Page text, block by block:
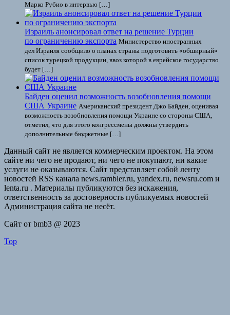
Марко Рубио в интервью […]
Израиль анонсировал ответ на решение Турции
по ограничению экспорта Министерство иностранных
дел Израиля сообщило о планах страны подготовить «обширный»
список турецкой продукции, ввоз которой в еврейское государство
будет […]
Байден оценил возможность возобновления помощи
США Украине Американский президент Джо Байден, оценивая
возможность возобновления помощи Украине со стороны США,
отметил, что для этого конгрессмены должны утвердить
дополнительные бюджетные […]
Данный сайт не является коммерческим проектом. На этом
сайте ни чего не продают, ни чего не покупают, ни какие
услуги не оказываются. Сайт представляет собой ленту
новостей RSS канала news.rambler.ru, yandex.ru, newsru.com и
lenta.ru . Материалы публикуются без искажения,
ответственность за достоверность публикуемых новостей
Администрация сайта не несёт.
Сайт от bmb3 @ 2023
Top